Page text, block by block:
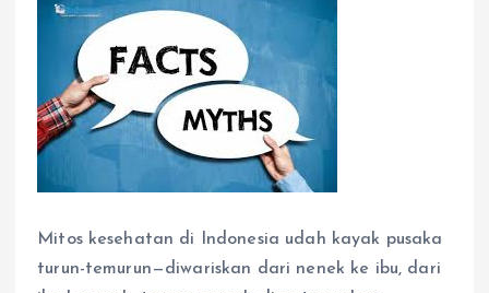
Mitos kesehatan di Indonesia udah kayak pusaka
turun-temurun—diwariskan dari nenek ke ibu, dari